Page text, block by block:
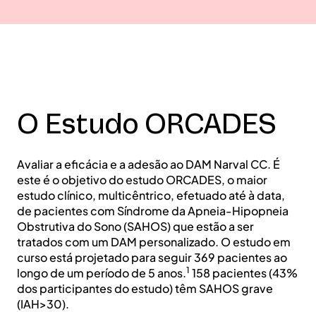
O Estudo ORCADES
Avaliar a eficácia e a adesão ao DAM Narval CC. É
este é o objetivo do estudo ORCADES, o maior
estudo clínico, multicêntrico, efetuado até à data,
de pacientes com Síndrome da Apneia-Hipopneia
Obstrutiva do Sono (SAHOS) que estão a ser
tratados com um DAM personalizado. O estudo em
curso está projetado para seguir 369 pacientes ao
longo de um período de 5 anos.1 158 pacientes (43%
dos participantes do estudo) têm SAHOS grave
(IAH>30).